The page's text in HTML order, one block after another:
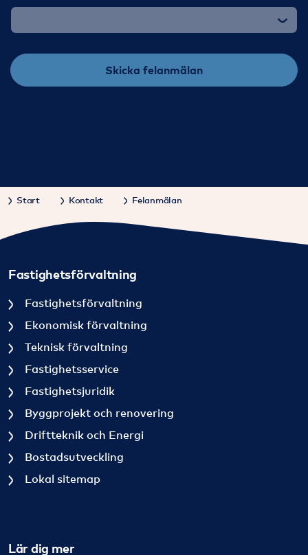
Skicka felanmälan
Start Kontakt Felanmälan
Fastighetsförvaltning
Fastighetsförvaltning
Ekonomisk förvaltning
Teknisk förvaltning
Fastighetsservice
Fastighetsjuridik
Byggprojekt och renovering
Driftteknik och Energi
Bostadsutveckling
Lokal sitemap
Lär dig mer